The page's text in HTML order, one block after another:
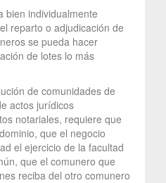
bien individualmente
reparto o adjudicación de
se pueda hacer
de lotes lo más
de comunidades de
actos jurídicos
notariales, requiere que
que el negocio
el ejercicio de la facultad
que el comunero que
reciba del otro comunero